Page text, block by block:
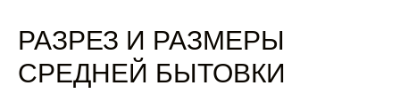
РАЗРЕЗ И РАЗМЕРЫ
СРЕДНЕЙ БЫТОВКИ